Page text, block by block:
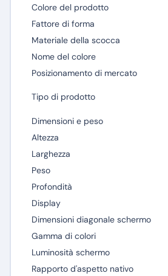
Colore del prodotto
Fattore di forma
Materiale della scocca
Nome del colore
Posizionamento di mercato
Tipo di prodotto
Dimensioni e peso
Altezza
Larghezza
Peso
Profondità
Display
Dimensioni diagonale schermo
Gamma di colori
Luminosità schermo
Rapporto d'aspetto nativo